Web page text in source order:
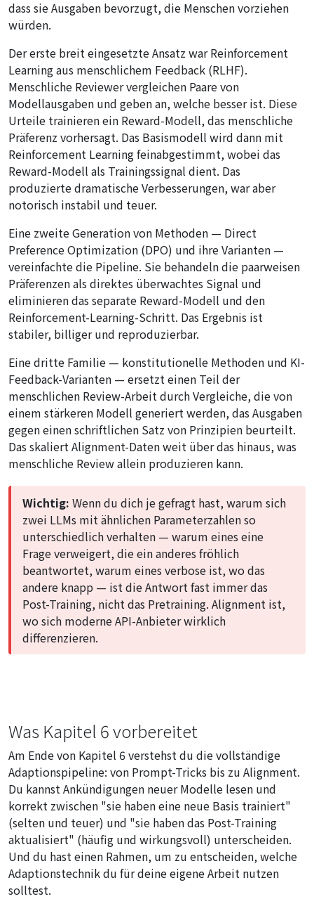
dass sie Ausgaben bevorzugt, die Menschen vorziehen
würden.
Der erste breit eingesetzte Ansatz war Reinforcement
Learning aus menschlichem Feedback (RLHF).
Menschliche Reviewer vergleichen Paare von
Modellausgaben und geben an, welche besser ist. Diese
Urteile trainieren ein Reward-Modell, das menschliche
Präferenz vorhersagt. Das Basismodell wird dann mit
Reinforcement Learning feinabgestimmt, wobei das
Reward-Modell als Trainingssignal dient. Das
produzierte dramatische Verbesserungen, war aber
notorisch instabil und teuer.
Eine zweite Generation von Methoden — Direct
Preference Optimization (DPO) und ihre Varianten —
vereinfachte die Pipeline. Sie behandeln die paarweisen
Präferenzen als direktes überwachtes Signal und
eliminieren das separate Reward-Modell und den
Reinforcement-Learning-Schritt. Das Ergebnis ist
stabiler, billiger und reproduzierbar.
Eine dritte Familie — konstitutionelle Methoden und KI-
Feedback-Varianten — ersetzt einen Teil der
menschlichen Review-Arbeit durch Vergleiche, die von
einem stärkeren Modell generiert werden, das Ausgaben
gegen einen schriftlichen Satz von Prinzipien beurteilt.
Das skaliert Alignment-Daten weit über das hinaus, was
menschliche Review allein produzieren kann.
Wichtig: Wenn du dich je gefragt hast, warum sich
zwei LLMs mit ähnlichen Parameterzahlen so
unterschiedlich verhalten — warum eines eine
Frage verweigert, die ein anderes fröhlich
beantwortet, warum eines verbose ist, wo das
andere knapp — ist die Antwort fast immer das
Post-Training, nicht das Pretraining. Alignment ist,
wo sich moderne API-Anbieter wirklich
differenzieren.
Was Kapitel 6 vorbereitet
Am Ende von Kapitel 6 verstehst du die vollständige
Adaptionspipeline: von Prompt-Tricks bis zu Alignment.
Du kannst Ankündigungen neuer Modelle lesen und
korrekt zwischen "sie haben eine neue Basis trainiert"
(selten und teuer) und "sie haben das Post-Training
aktualisiert" (häufig und wirkungsvoll) unterscheiden.
Und du hast einen Rahmen, um zu entscheiden, welche
Adaptionstechnik du für deine eigene Arbeit nutzen
solltest.